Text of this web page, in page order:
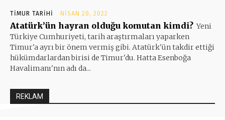
TIMUR TARIHI NISAN 20, 2022
Atatürk’ün hayran olduğu komutan kimdi? Yeni
Türkiye Cumhuriyeti, tarih araştırmaları yaparken
Timur'a ayrı bir önem vermiş gibi. Atatürk'ün takdir ettiği
hükümdarlardan birisi de Timur'du. Hatta Esenboğa
Havalimanı'nın adı da...
REKLAM